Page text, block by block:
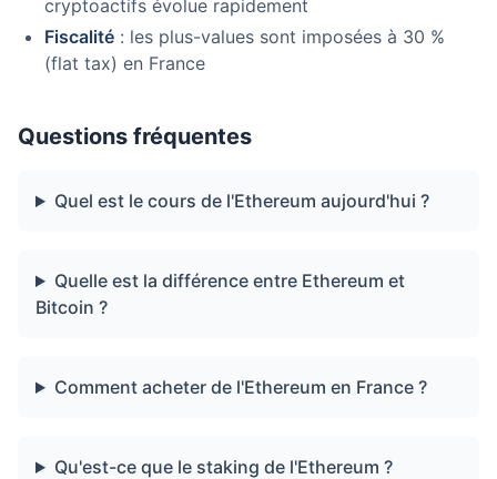
cryptoactifs évolue rapidement
Fiscalité : les plus-values sont imposées à 30 %
(flat tax) en France
Questions fréquentes
Quel est le cours de l'Ethereum aujourd'hui ?
Quelle est la différence entre Ethereum et
Bitcoin ?
Comment acheter de l'Ethereum en France ?
Qu'est-ce que le staking de l'Ethereum ?